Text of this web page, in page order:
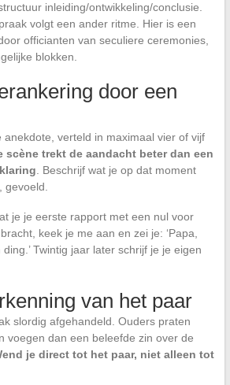
inleiding/ontwikkeling/conclusie.
volgt een ander ritme. Hier is een
officianten van seculiere ceremonies,
blokken.
door een
anekdote, verteld in maximaal vier of vijf
scène trekt de aandacht beter dan een
. Beschrijf wat je op dat moment
je je eerste rapport met een nul voor
keek je me aan en zei je: ‘Papa,
Twintig jaar later schrijf je je eigen
van het paar
slordig afgehandeld. Ouders praten
voegen dan een beleefde zin over de
je direct tot het paar, niet alleen tot